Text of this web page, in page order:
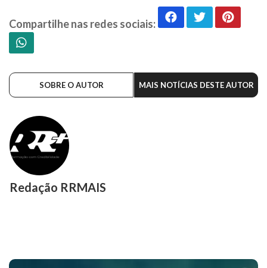
Compartilhe nas redes sociais:
SOBRE O AUTOR MAIS NOTÍCIAS DESTE AUTOR
Redação RRMAIS